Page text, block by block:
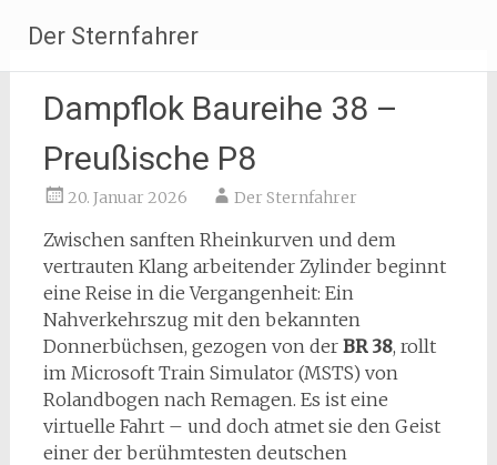
Inhalt
springen
Der Sternfahrer
Dampflok Baureihe 38 –
Preußische P8
20. Januar 2026 Der Sternfahrer
Zwischen sanften Rheinkurven und dem
vertrauten Klang arbeitender Zylinder beginnt
eine Reise in die Vergangenheit: Ein
Nahverkehrszug mit den bekannten
Donnerbüchsen, gezogen von der BR 38, rollt
im Microsoft Train Simulator (MSTS) von
Rolandbogen nach Remagen. Es ist eine
virtuelle Fahrt – und doch atmet sie den Geist
einer der berühmtesten deutschen